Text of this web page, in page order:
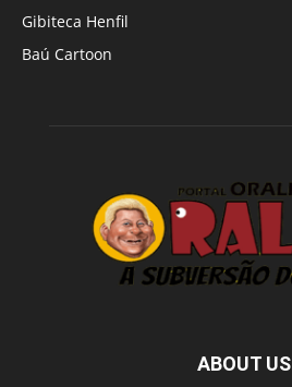
Gibiteca Henfil
Baú Cartoon
ABOUT US